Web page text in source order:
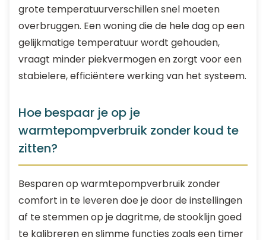
grote temperatuurverschillen snel moeten
overbruggen. Een woning die de hele dag op een
gelijkmatige temperatuur wordt gehouden,
vraagt minder piekvermogen en zorgt voor een
stabielere, efficiëntere werking van het systeem.
Hoe bespaar je op je
warmtepompverbruik zonder koud te
zitten?
Besparen op warmtepompverbruik zonder
comfort in te leveren doe je door de instellingen
af te stemmen op je dagritme, de stooklijn goed
te kalibreren en slimme functies zoals een timer